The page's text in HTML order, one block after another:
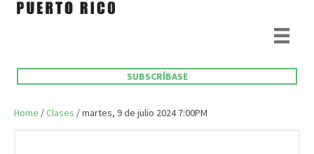
SUBSCRÍBASE
Home /Clases / martes, 9 de julio 2024 7:00PM